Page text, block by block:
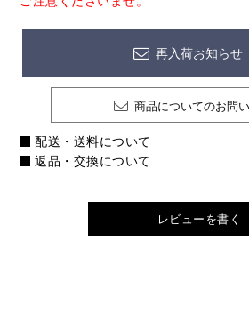
再入荷お知らせ
商品についてのお問
配送・送料について
返品・交換について
レビューを書く